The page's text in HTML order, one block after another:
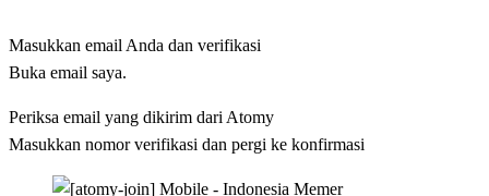
Masukkan email Anda dan verifikasi
Buka email saya.
Periksa email yang dikirim dari Atomy
Masukkan nomor verifikasi dan pergi ke konfirmasi